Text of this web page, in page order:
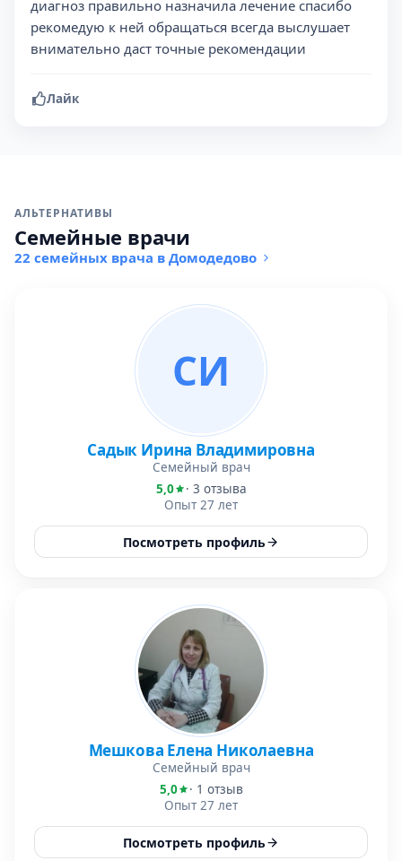
диагноз правильно назначила лечение спасибо
рекомедую к ней обращаться всегда выслушает
внимательно даст точные рекомендации
Лайк
АЛЬТЕРНАТИВЫ
Семейные врачи
22 семейных врача в Домодедово
СИ
Садык Ирина Владимировна
Семейный врач
5,0
· 3 отзыва
Опыт 27 лет
Посмотреть профиль
Мешкова Елена Николаевна
Семейный врач
5,0
· 1 отзыв
Опыт 27 лет
Посмотреть профиль